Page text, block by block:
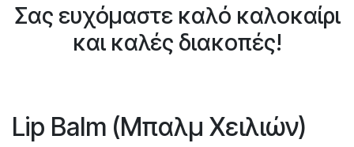
Σας ευχόμαστε καλό καλοκαίρι
και καλές διακοπές!
Lip Balm (Μπαλμ Χειλιών)